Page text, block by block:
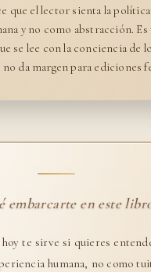
que el lector sienta la
y no como abstracción. Es
se lee con la conciencia de
da margen para ediciones
embarcarte en este
hoy te sirve si quieres
humana, no como